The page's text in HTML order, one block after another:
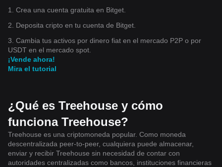
1. Crea una cuenta gratuita en Bitget.
2. Deposita cripto en tu cuenta de Bitget.
3. Cambia tus activos por dinero fiat en el mercado P2P o por
USDT en el mercado spot.
¡Vende ahora!
Mira el tutorial
¿Qué es Treehouse y cómo
funciona Treehouse?
Treehouse es una criptomoneda popular. Como moneda
descentralizada peer-to-peer, cualquiera puede almacenar,
enviar y recibir Treehouse sin necesidad de contar con
autoridades centralizadas como bancos, instituciones financieras